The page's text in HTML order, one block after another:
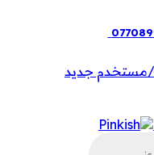
مستخدم جديد